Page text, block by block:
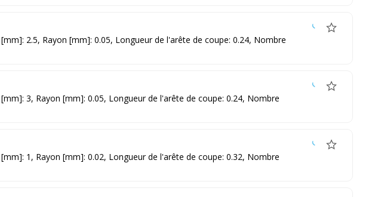
2.5, Rayon [mm]: 0.05, Longueur de l'arête de coupe: 0.24, Nombre
3, Rayon [mm]: 0.05, Longueur de l'arête de coupe: 0.24, Nombre
1, Rayon [mm]: 0.02, Longueur de l'arête de coupe: 0.32, Nombre